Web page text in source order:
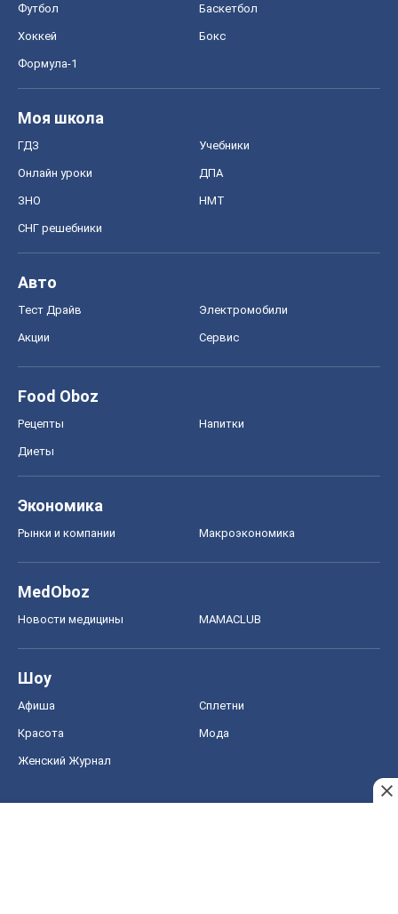
Футбол Баскетбол
Хоккей Бокс
Формула-1
Моя школа
ГДЗ Учебники
Онлайн уроки ДПА
ЗНО НМТ
СНГ решебники
Авто
Тест Драйв Электромобили
Акции Сервис
Food Oboz
Рецепты Напитки
Диеты
Экономика
Рынки и компании Mакроэкономика
MedOboz
Новости медицины MAMACLUB
Шоу
Афиша Сплетни
Красота Мода
Женский Журнал